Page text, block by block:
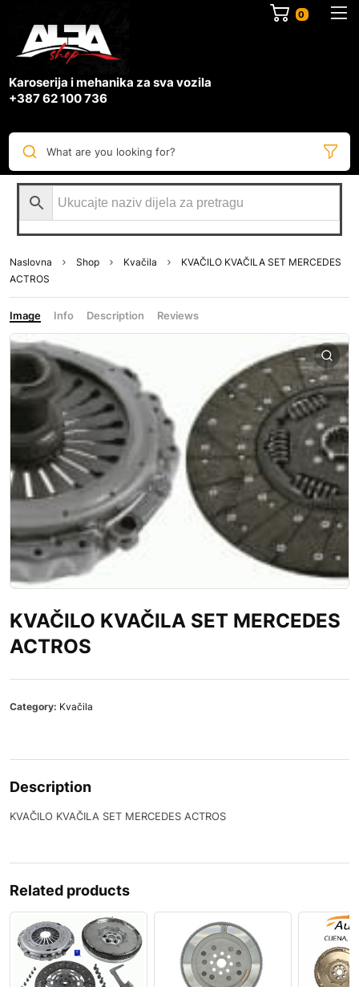
0
Karoserija i mehanika za sva vozila
+387 62 100 736
What are you looking for?
Naslovna Shop Kvačila
KVAČILO KVAČILA SET MERCEDES
ACTROS
Image Info Description Reviews
KVAČILO KVAČILA SET MERCEDES
ACTROS
Category: Kvačila
Description
KVAČILO KVAČILA SET MERCEDES ACTROS
Related products